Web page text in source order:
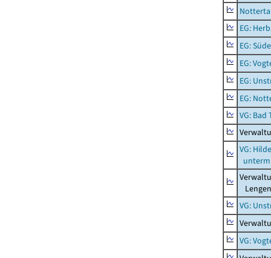
EG:
EG:
EG:
EG:
EG:
VG: Bad
VG:
VG:
VG: